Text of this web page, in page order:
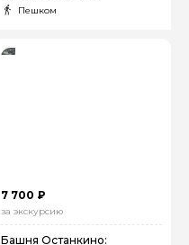
Пешком
7 700 ₽
за экскурсию
Башня Останкино: